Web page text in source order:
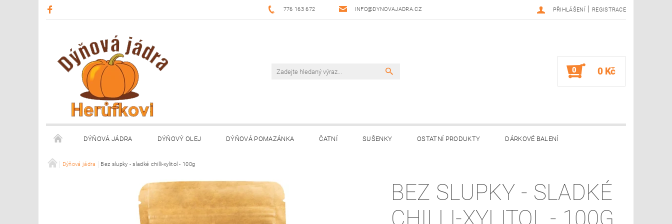
776 163 672 INFO@DYNOVAJADRA.CZ PŘIHLÁŠENÍ | REGISTRACE
0 0 Kč
DÝŇOVÁ JÁDRA DÝŇOVÝ OLEJ DÝŇOVÁ POMAZÁNKA ČATNÍ SUŠENKY OSTATNÍ PRODUKTY DÁRKOVÉ BALENÍ
OBCHODNÍ PODMÍNKY OCENĚNÍ
Dýňová jádra Bez slupky - sladké chilli-xylitol - 100g
BEZ SLUPKY - SLADKÉ
CHILLI-XYLITOL - 100G